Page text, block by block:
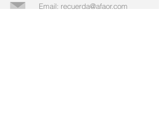
Email: recuerda@afaor.com